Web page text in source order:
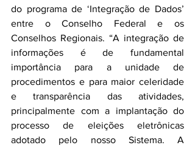
do programa de ‘Integração de Dados’
entre o Conselho Federal e os
Conselhos Regionais. “A integração de
informações é de fundamental
importância para a unidade de
procedimentos e para maior celeridade
e transparência das atividades,
principalmente com a implantação do
processo de eleições eletrônicas
adotado pelo nosso Sistema. A